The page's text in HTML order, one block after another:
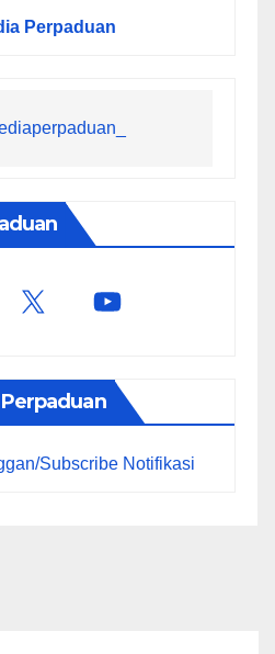
Perpaduan
Subscribe Notifikasi